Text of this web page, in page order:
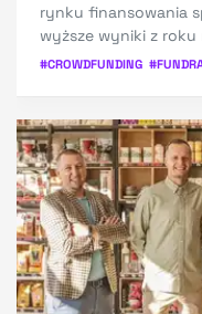
rynku finansowania
wyższe wyniki z roku
#CROWDFUNDING #